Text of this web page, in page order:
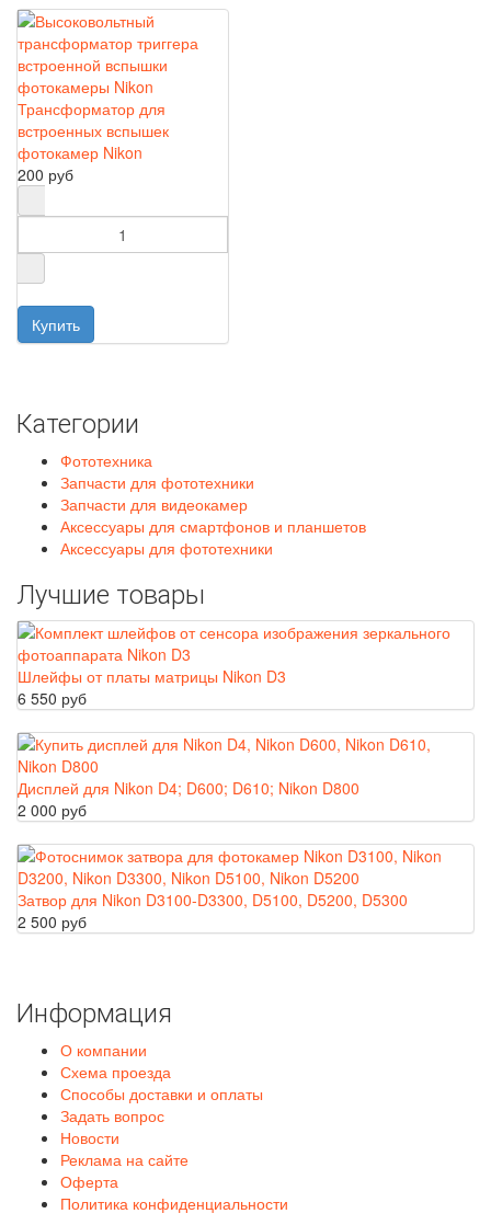
Трансформатор для
встроенных вспышек
фотокамер Nikon
200 руб
Категории
Фототехника
Запчасти для фототехники
Запчасти для видеокамер
Аксессуары для смартфонов и планшетов
Аксессуары для фототехники
Лучшие товары
Шлейфы от платы матрицы Nikon D3
6 550 руб
Дисплей для Nikon D4; D600; D610; Nikon D800
2 000 руб
Затвор для Nikon D3100-D3300, D5100, D5200, D5300
2 500 руб
Информация
О компании
Схема проезда
Способы доставки и оплаты
Задать вопрос
Новости
Реклама на сайте
Оферта
Политика конфиденциальности